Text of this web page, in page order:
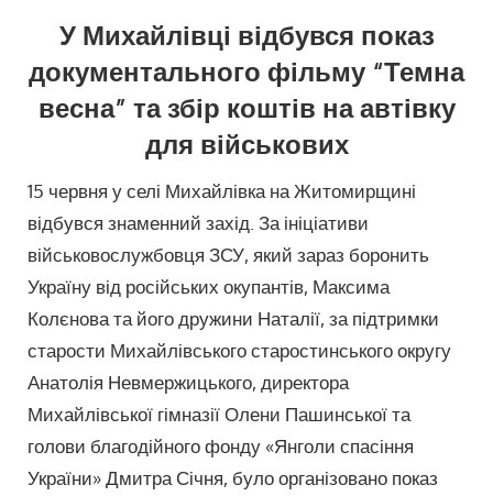
У Михайлівці відбувся показ
документального фільму “Темна
весна” та збір коштів на автівку
для військових
15 червня у селі Михайлівка на Житомирщині
відбувся знаменний захід. За ініціативи
військовослужбовця ЗСУ, який зараз боронить
Україну від російських окупантів, Максима
Колєнова та його дружини Наталії, за підтримки
старости Михайлівського старостинського округу
Анатолія Невмержицького, директора
Михайлівської гімназії Олени Пашинської та
голови благодійного фонду «Янголи спасіння
України» Дмитра Січня, було організовано показ